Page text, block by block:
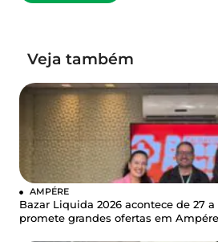
Veja também
AMPÉRE
Bazar Liquida 2026 acontece de 27
promete grandes ofertas em Ampére